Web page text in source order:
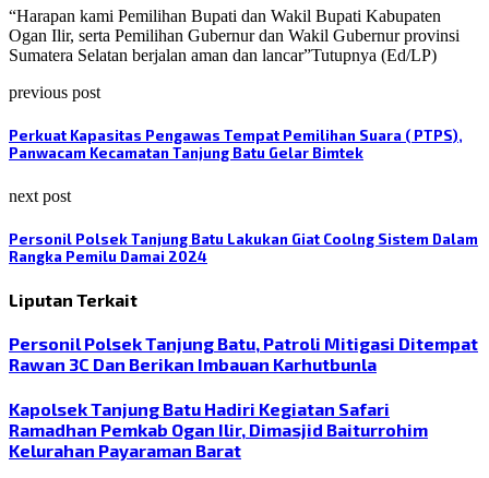
“Harapan kami Pemilihan Bupati dan Wakil Bupati Kabupaten
Ogan Ilir, serta Pemilihan Gubernur dan Wakil Gubernur provinsi
Sumatera Selatan berjalan aman dan lancar”Tutupnya (Ed/LP)
previous post
Perkuat Kapasitas Pengawas Tempat Pemilihan Suara ( PTPS),
Panwacam Kecamatan Tanjung Batu Gelar Bimtek
next post
Personil Polsek Tanjung Batu Lakukan Giat Coolng Sistem Dalam
Rangka Pemilu Damai 2024
Liputan Terkait
Personil Polsek Tanjung Batu, Patroli Mitigasi Ditempat
Rawan 3C Dan Berikan Imbauan Karhutbunla
Kapolsek Tanjung Batu Hadiri Kegiatan Safari
Ramadhan Pemkab Ogan Ilir, Dimasjid Baiturrohim
Kelurahan Payaraman Barat